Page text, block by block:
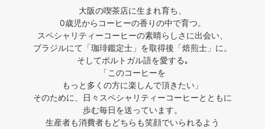
大阪の喫茶店に生まれ育ち、
0歳児からコーヒーの香りの中で育つ。
スペシャリティーコーヒーの素晴らしさに出会い、
ブラジルにて「珈琲鑑定士」を取得後「焙煎士」に。
そしてポルトガル語を愛する｡
「このコーヒーを
もっと多くの方に楽しんで頂きたい」
そのために、日々スペシャリティーコーヒーとともに
歩む毎日を送っています。
生産者も消費者もどちらも笑顔でいられるよう